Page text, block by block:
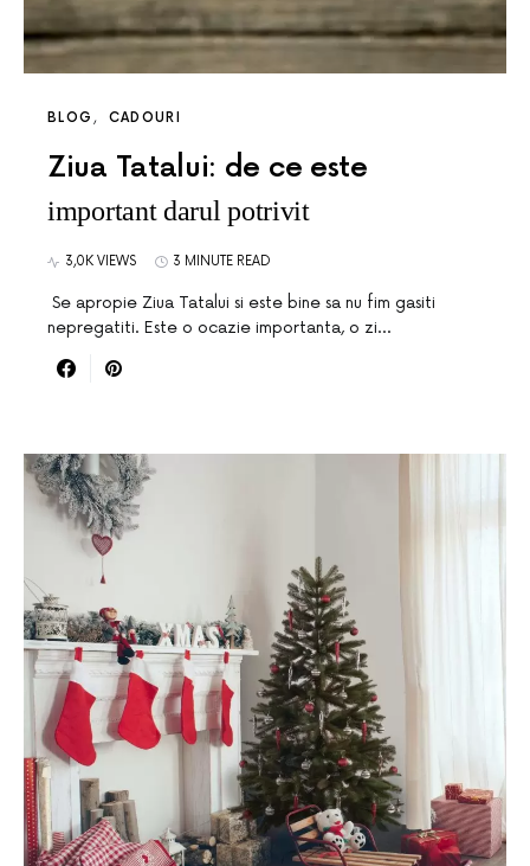
BLOG CADOURI
Ziua Tatalui: de ce este
important darul potrivit
3,0K VIEWS 3 MINUTE READ
Se apropie Ziua Tatalui si este bine sa nu fim gasiti
nepregatiti. Este o ocazie importanta, o zi…